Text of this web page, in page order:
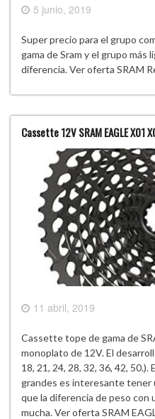
5 junio, 2019
Super precio para el grupo
gama de Sram y el grupo más
diferencia. Ver oferta SRAM
Cassette 12V SRAM EAGLE X01
11 abril, 2019
Cassette tope de gama de
monoplato de 12V. El
18, 21, 24, 28, 32, 36, 42,
grandes es interesante tener
que la diferencia de peso con
mucha. Ver oferta SRAM